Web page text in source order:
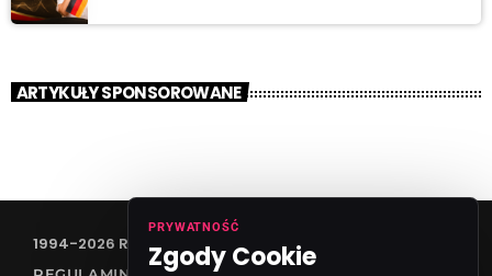
ARTYKUŁY SPONSOROWANE
1994-2026 RADIO VANESSA SPÓŁKA Z O.O
PRYWATNOŚĆ
Zgody Cookie